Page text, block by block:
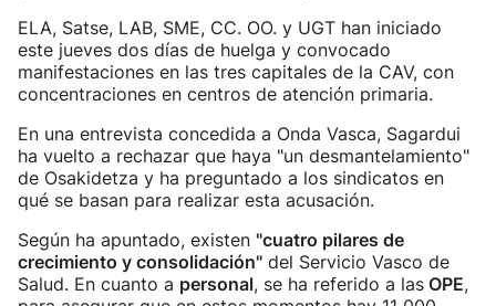
ELA, Satse, LAB, SME, CC. OO. y UGT han iniciado
este jueves dos días de huelga y convocado
manifestaciones en las tres capitales de la CAV, con
concentraciones en centros de atención primaria.
En una entrevista concedida a Onda Vasca, Sagardui
ha vuelto a rechazar que haya "un desmantelamiento"
de Osakidetza y ha preguntado a los sindicatos en
qué se basan para realizar esta acusación.
Según ha apuntado, existen "cuatro pilares de
crecimiento y consolidación" del Servicio Vasco de
Salud. En cuanto a personal, se ha referido a las OPE,